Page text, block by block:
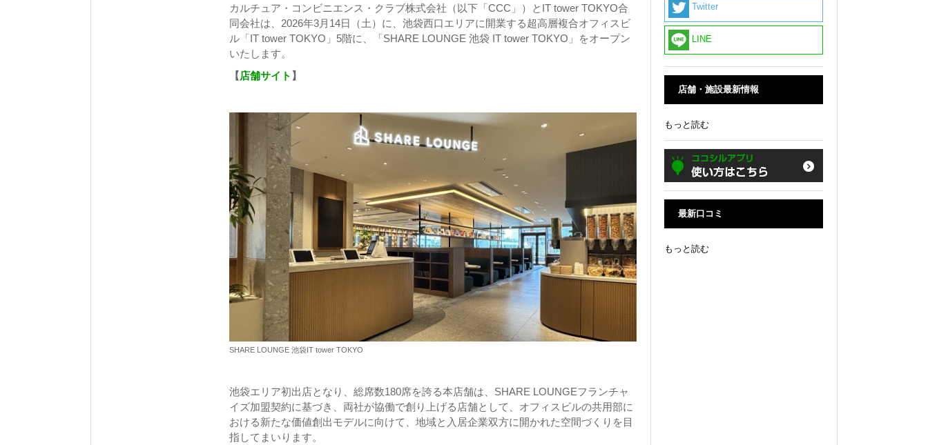
カルチュア・コンビニエンス・クラブ株式会社（以下「CCC」）とIT tower TOKYO合
同会社は、2026年3月14日（土）に、池袋西口エリアに開業する超高層複合オフィスビ
ル「IT tower TOKYO」5階に、「SHARE LOUNGE 池袋 IT tower TOKYO」をオープン
いたします。
【 店舗サイト 】
SHARE LOUNGE 池袋IT tower TOKYO
池袋エリア初出店となり、総席数180席を誇る本店舗は、SHARE LOUNGEフランチャ
イズ加盟契約に基づき、両社が協働で創り上げる店舗として、オフィスビルの共用部に
おける新たな価値創出モデルに向けて、地域と入居企業双方に開かれた空間づくりを目
指してまいります。
Twitter
LINE
店舗・施設最新情報
もっと読む
最新口コミ
もっと読む